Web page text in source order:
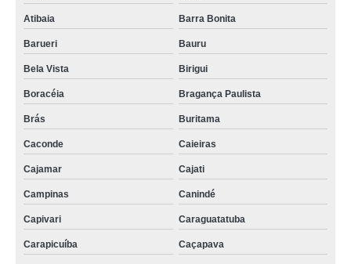
Atibaia Barra Bonita
Barueri Bauru
Bela Vista Birigui
Boracéia Bragança Paulista
Brás Buritama
Caconde Caieiras
Cajamar Cajati
Campinas Canindé
Capivari Caraguatatuba
Carapicuíba Caçapava